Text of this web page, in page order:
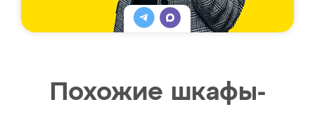
Похожие шкафы-